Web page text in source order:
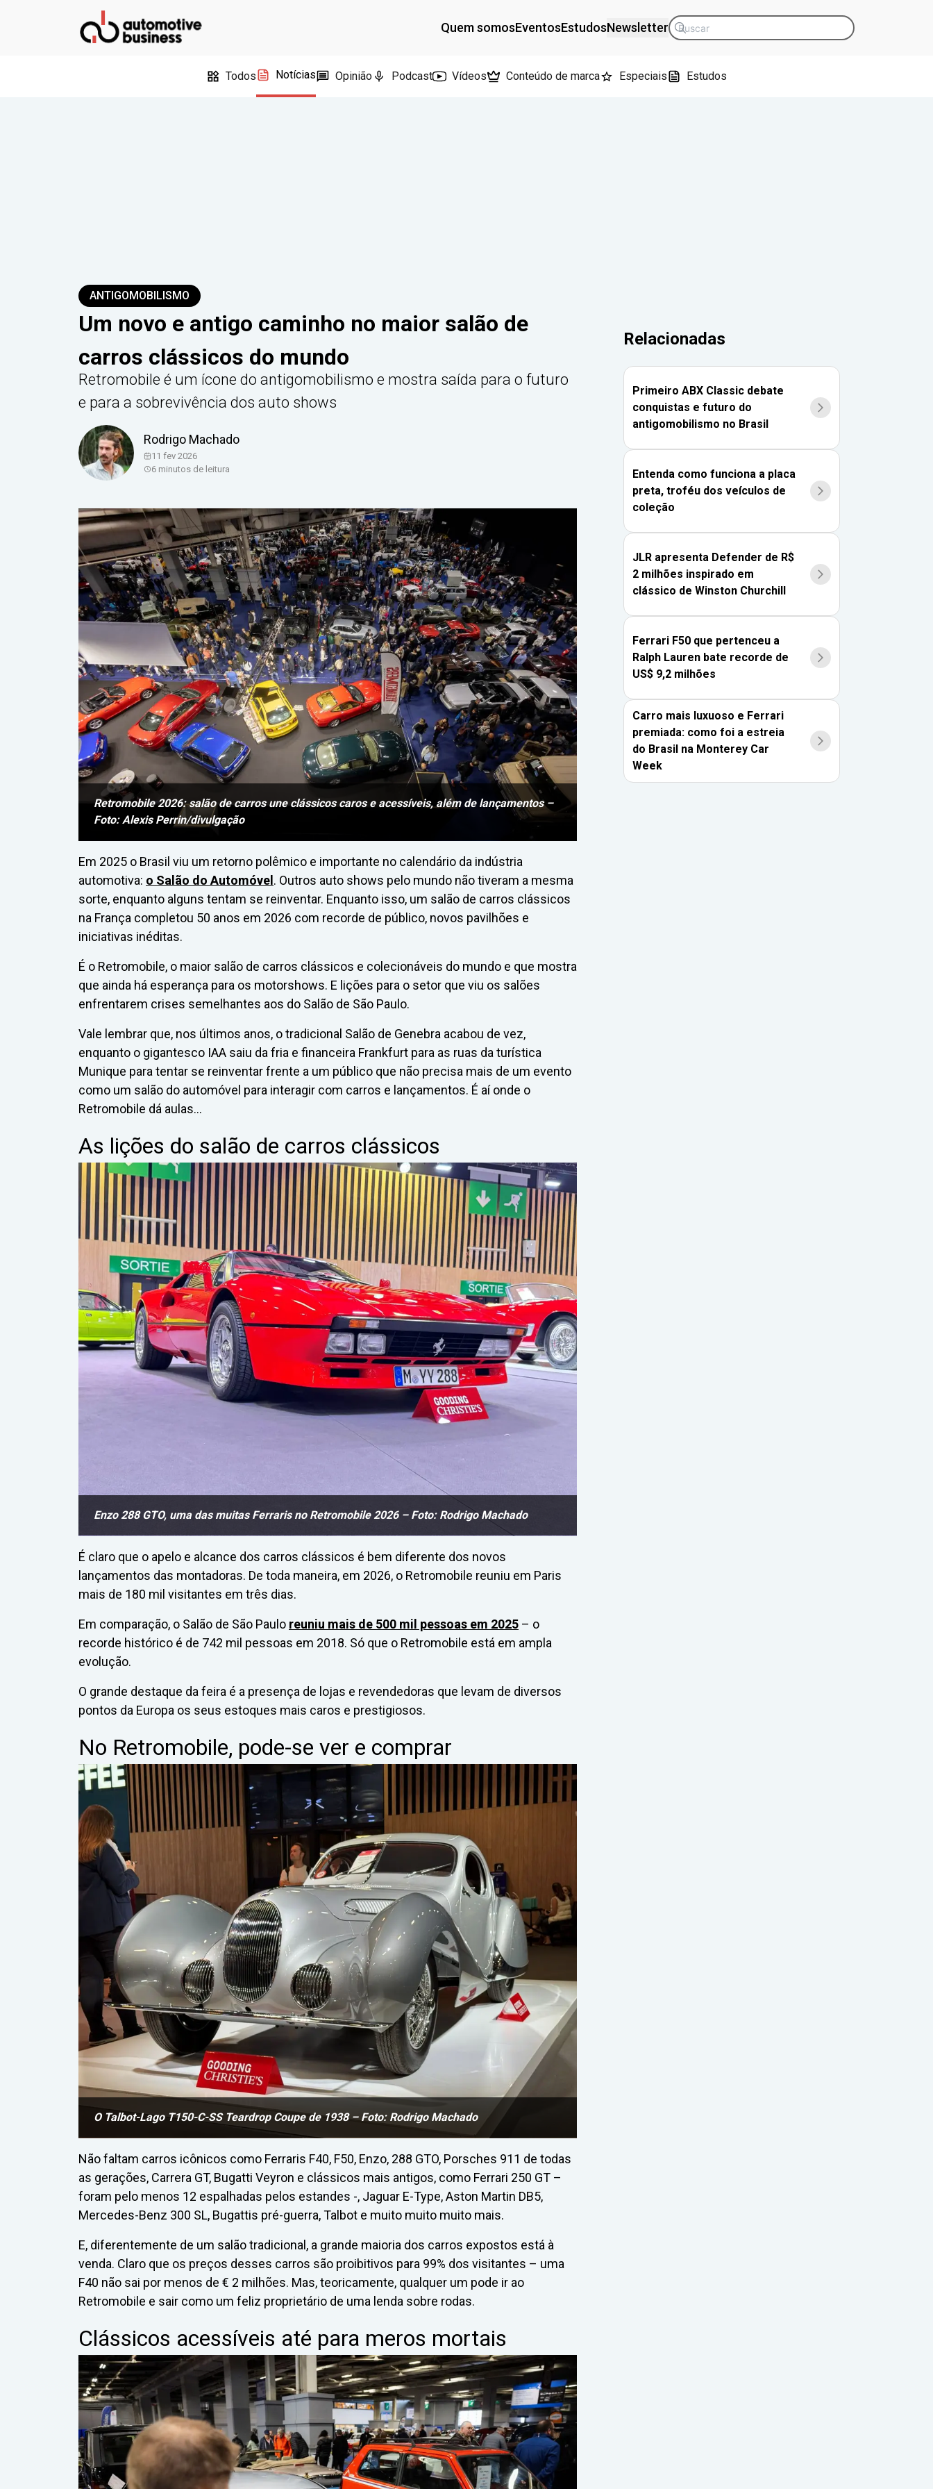
Quem somosEventosEstudosNewsletter
Todos Notícias Opinião Podcast Vídeos Conteúdo de marca Especiais Estudos
ANTIGOMOBILISMO
Um novo e antigo caminho no maior salão de
carros clássicos do mundo
Retromobile é um ícone do antigomobilismo e mostra saída para o futuro
e para a sobrevivência dos auto shows
Rodrigo Machado
11 fev 2026
6 minutos de leitura
Retromobile 2026: salão de carros une clássicos caros e acessíveis, além de lançamentos –
Foto: Alexis Perrin/divulgação
Em 2025 o Brasil viu um retorno polêmico e importante no calendário da indústria
automotiva: o Salão do Automóvel. Outros auto shows pelo mundo não tiveram a mesma
sorte, enquanto alguns tentam se reinventar. Enquanto isso, um salão de carros clássicos
na França completou 50 anos em 2026 com recorde de público, novos pavilhões e
iniciativas inéditas.
É o Retromobile, o maior salão de carros clássicos e colecionáveis do mundo e que mostra
que ainda há esperança para os motorshows. E lições para o setor que viu os salões
enfrentarem crises semelhantes aos do Salão de São Paulo.
Vale lembrar que, nos últimos anos, o tradicional Salão de Genebra acabou de vez,
enquanto o gigantesco IAA saiu da fria e financeira Frankfurt para as ruas da turística
Munique para tentar se reinventar frente a um público que não precisa mais de um evento
como um salão do automóvel para interagir com carros e lançamentos. É aí onde o
Retromobile dá aulas…
As lições do salão de carros clássicos
Enzo 288 GTO, uma das muitas Ferraris no Retromobile 2026 – Foto: Rodrigo Machado
É claro que o apelo e alcance dos carros clássicos é bem diferente dos novos
lançamentos das montadoras. De toda maneira, em 2026, o Retromobile reuniu em Paris
mais de 180 mil visitantes em três dias.
Em comparação, o Salão de São Paulo reuniu mais de 500 mil pessoas em 2025 – o
recorde histórico é de 742 mil pessoas em 2018. Só que o Retromobile está em ampla
evolução.
O grande destaque da feira é a presença de lojas e revendedoras que levam de diversos
pontos da Europa os seus estoques mais caros e prestigiosos.
No Retromobile, pode-se ver e comprar
O Talbot-Lago T150-C-SS Teardrop Coupe de 1938 – Foto: Rodrigo Machado
Não faltam carros icônicos como Ferraris F40, F50, Enzo, 288 GTO, Porsches 911 de todas
as gerações, Carrera GT, Bugatti Veyron e clássicos mais antigos, como Ferrari 250 GT –
foram pelo menos 12 espalhadas pelos estandes -, Jaguar E-Type, Aston Martin DB5,
Mercedes-Benz 300 SL, Bugattis pré-guerra, Talbot e muito muito muito mais.
E, diferentemente de um salão tradicional, a grande maioria dos carros expostos está à
venda. Claro que os preços desses carros são proibitivos para 99% dos visitantes – uma
F40 não sai por menos de € 2 milhões. Mas, teoricamente, qualquer um pode ir ao
Retromobile e sair como um feliz proprietário de uma lenda sobre rodas.
Clássicos acessíveis até para meros mortais
Relacionadas
Primeiro ABX Classic debate
conquistas e futuro do
antigomobilismo no Brasil
Entenda como funciona a placa
preta, troféu dos veículos de
coleção
JLR apresenta Defender de R$
2 milhões inspirado em
clássico de Winston Churchill
Ferrari F50 que pertenceu a
Ralph Lauren bate recorde de
US$ 9,2 milhões
Carro mais luxuoso e Ferrari
premiada: como foi a estreia
do Brasil na Monterey Car
Week